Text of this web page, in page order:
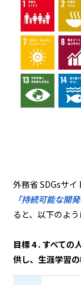
外務省 SDGsサ
「持続可能な開
ると、以下のよう
目標 4 . すべての
供し、生涯学習